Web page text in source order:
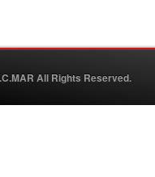
All Rights Reserved.